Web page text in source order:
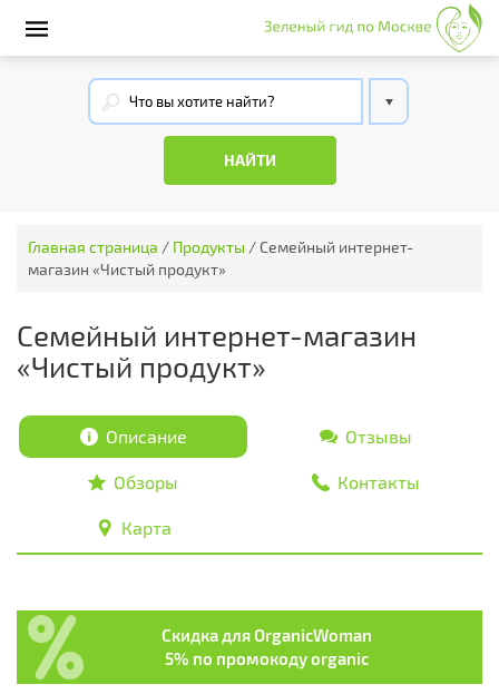
Главная страница / Продукты / Семейный интернет-
магазин «Чистый продукт»
Семейный интернет-магазин
«Чистый продукт»
Описание Отзывы
Обзоры Контакты
Карта
Скидка для OrganicWoman
5% по промокоду organic